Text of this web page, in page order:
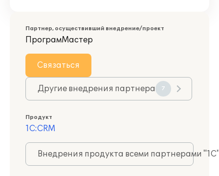
Партнер, осуществивший внедрение/проект
ПрограмМастер
Связаться
Другие внедрения партнера 7
Продукт
1С:CRM
Внедрения продукта всеми партнерами